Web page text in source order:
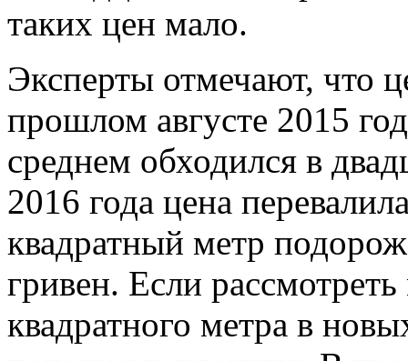
таких цен мало.
Эксперты отмечают, что
прошлом августе 2015
среднем обходился в
2016 года цена
квадратный метр
гривен. Если
квадратного метра в